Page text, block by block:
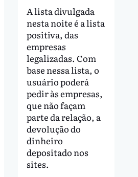
A lista divulgada
nesta noite é a lista
positiva, das
empresas
legalizadas. Com
base nessa lista, o
usuário poderá
pedir às empresas,
que não façam
parte da relação, a
devolução do
dinheiro
depositado nos
sites.